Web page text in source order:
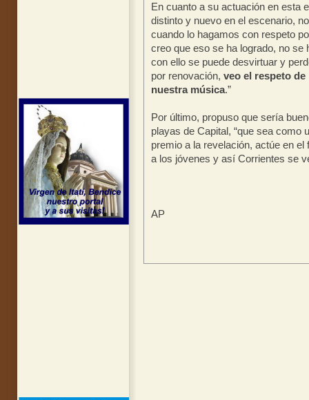
En cuanto a su actuación en esta
distinto y nuevo en el escenario,
cuando lo hagamos con respeto
creo que eso se ha logrado, no se
con ello se puede desvirtuar y
por renovación, veo el respeto
nuestra música.”
Por último, propuso que sería
playas de Capital, “que sea como
premio a la revelación, actúe en
a los jóvenes y así Corrientes se
AP